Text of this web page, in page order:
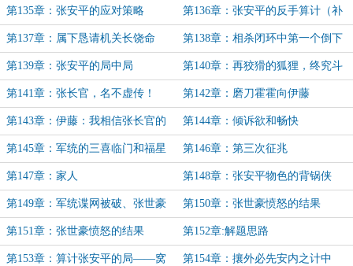
杀招！
第135章：张安平的应对策略 第136章：张安平的反手算计（补
更）
第137章：属下恳请机关长饶命 第138章：相杀闭环中第一个倒下
的人
第139章：张安平的局中局 第140章：再狡猾的狐狸，终究斗
不过猎人！
第141章：张长官，名不虚传！ 第142章：磨刀霍霍向伊藤
第143章：伊藤：我相信张长官的
最后一条信息更惊悚！
第144章：倾诉欲和畅快
第145章：军统的三喜临门和福星 第146章：第三次征兆
第147章：家人 第148章：张安平物色的背锅侠
第149章：军统谍网被破、张世豪
吐血
第150章：张世豪愤怒的结果
（上）
第151章：张世豪愤怒的结果
（下）
第152章:解题思路
第153章：算计张安平的局——窝 第154章：攘外必先安内之计中